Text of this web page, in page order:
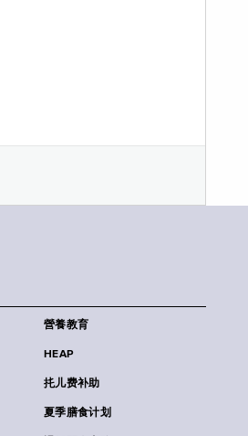
營養教育
HEAP
扥儿费补助
夏季膳食计划